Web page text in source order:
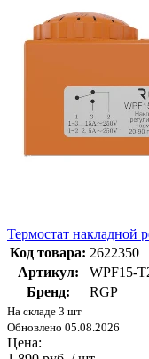
Термостат накладной
Код товара: 2622350
Артикул:
WPF15-
Бренд:
RGP
На складе 3 шт
Обновлено 05.08.2026
Цена: